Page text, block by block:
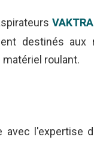
destinés aux
roulant.
avec